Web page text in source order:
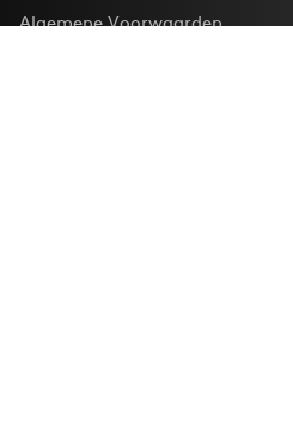
Algemene Voorwaarden